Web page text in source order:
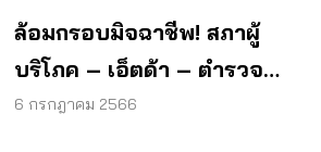
ล้อมกรอบมิจฉาชีพ! สภาผู้
บริโภค – เอ็ตด้า – ตำรวจ
ไซเบอร์ รวมพลังแก้ปัญหา
6 กรกฎาคม 2566